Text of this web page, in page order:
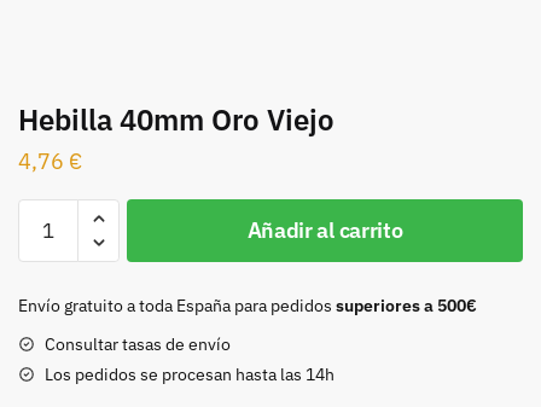
Hebilla 40mm Oro Viejo
4,76 €
40mm
Viejo
Añadir al carrito
Envío gratuito a toda España para pedidos superiores a 500€
Consultar tasas de envío
Los pedidos se procesan hasta las 14h